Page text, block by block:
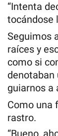
“Intenta
tocándose
Seguimos
raíces y
como si
denotaban
guiarnos a
Como una
rastro.
“Bueno,